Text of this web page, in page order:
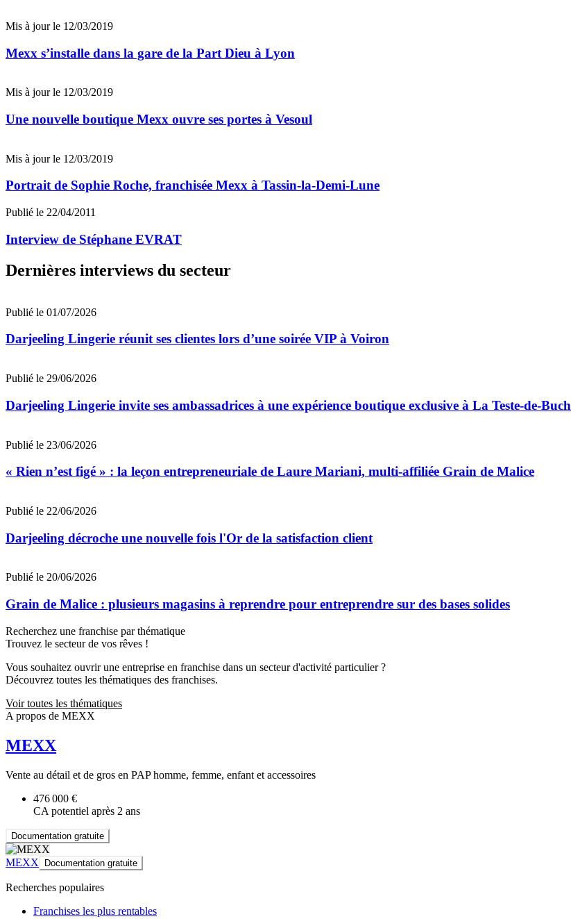
Mis à jour le 12/03/2019
Mexx s’installe dans la gare de la Part Dieu à Lyon
Mis à jour le 12/03/2019
Une nouvelle boutique Mexx ouvre ses portes à Vesoul
Mis à jour le 12/03/2019
Portrait de Sophie Roche, franchisée Mexx à Tassin-la-Demi-Lune
Publié le 22/04/2011
Interview de Stéphane EVRAT
Dernières interviews du secteur
Publié le 01/07/2026
Darjeeling Lingerie réunit ses clientes lors d’une soirée VIP à Voiron
Publié le 29/06/2026
Darjeeling Lingerie invite ses ambassadrices à une expérience boutique exclusive à La Teste-de-Buch
Publié le 23/06/2026
« Rien n’est figé » : la leçon entrepreneuriale de Laure Mariani, multi-affiliée Grain de Malice
Publié le 22/06/2026
Darjeeling décroche une nouvelle fois l'Or de la satisfaction client
Publié le 20/06/2026
Grain de Malice : plusieurs magasins à reprendre pour entreprendre sur des bases solides
Recherchez une franchise par thématique
Trouvez le secteur de vos rêves !
Vous souhaitez ouvrir une entreprise en franchise dans un secteur d'activité particulier ?
Découvrez toutes les thématiques des franchises.
Voir toutes les thématiques
A propos de MEXX
MEXX
Vente au détail et de gros en PAP homme, femme, enfant et accessoires
476 000 €
CA potentiel après 2 ans
Documentation gratuite
MEXX Documentation gratuite
Recherches populaires
Franchises les plus rentables